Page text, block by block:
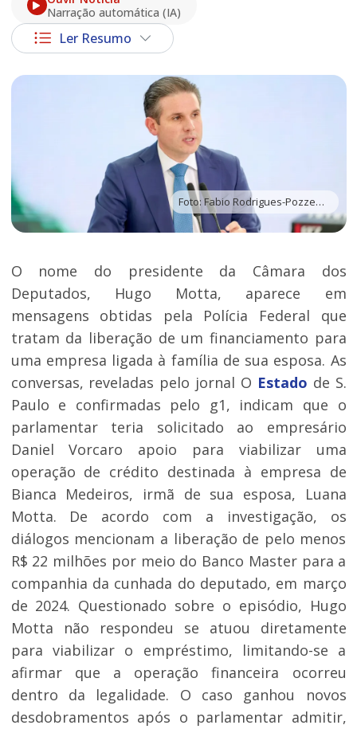
Narração automática (IA)
Ler Resumo
Foto: Fabio Rodrigues-Pozzebom | Agência Brasil
O nome do presidente da Câmara dos
Deputados, Hugo Motta, aparece em
mensagens obtidas pela Polícia Federal que
tratam da liberação de um financiamento para
uma empresa ligada à família de sua esposa. As
conversas, reveladas pelo jornal O Estado de S.
Paulo e confirmadas pelo g1, indicam que o
parlamentar teria solicitado ao empresário
Daniel Vorcaro apoio para viabilizar uma
operação de crédito destinada à empresa de
Bianca Medeiros, irmã de sua esposa, Luana
Motta. De acordo com a investigação, os
diálogos mencionam a liberação de pelo menos
R$ 22 milhões por meio do Banco Master para a
companhia da cunhada do deputado, em março
de 2024. Questionado sobre o episódio, Hugo
Motta não respondeu se atuou diretamente
para viabilizar o empréstimo, limitando-se a
afirmar que a operação financeira ocorreu
dentro da legalidade. O caso ganhou novos
desdobramentos após o parlamentar admitir,